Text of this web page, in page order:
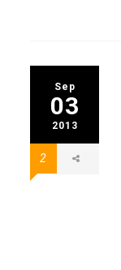
Sep
03
2013
2